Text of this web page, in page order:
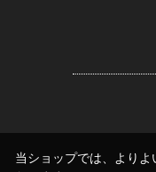
当ショップでは、より